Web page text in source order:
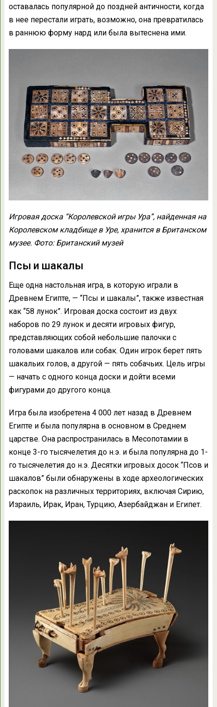
оставалась популярной до поздней античности, когда
в нее перестали играть, возможно, она превратилась
в раннюю форму нард или была вытеснена ими.
Игровая доска “Королевской игры Ура”, найденная на
Королевском кладбище в Уре, хранится в Британском
музее. Фото: Британский музей
Псы и шакалы
Еще одна настольная игра, в которую играли в
Древнем Египте, — “Псы и шакалы”, также известная
как “58 лунок”. Игровая доска состоит из двух
наборов по 29 лунок и десяти игровых фигур,
представляющих собой небольшие палочки с
головами шакалов или собак. Один игрок берет пять
шакальих голов, а другой — пять собачьих. Цель игры
— начать с одного конца доски и дойти всеми
фигурами до другого конца.
Игра была изобретена 4 000 лет назад в Древнем
Египте и была популярна в основном в Среднем
царстве. Она распространилась в Месопотамии в
конце 3-го тысячелетия до н.э. и была популярна до 1-
го тысячелетия до н.э. Десятки игровых досок “Псов и
шакалов” были обнаружены в ходе археологических
раскопок на различных территориях, включая Сирию,
Израиль, Ирак, Иран, Турцию, Азербайджан и Египет.